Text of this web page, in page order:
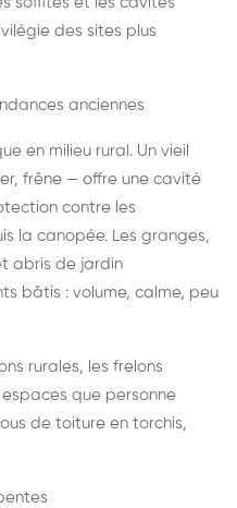
des sites plus
anciennes
en milieu rural. Un vieil
frêne — offre une cavité
contre les
la canopée. Les granges,
abris de jardin
bâtis : volume, calme, peu
rurales, les frelons
que personne
de toiture en torchis,